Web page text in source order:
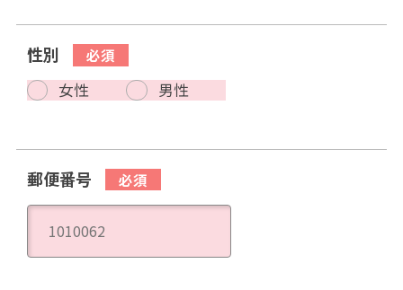
性別
女性 男性
郵便番号